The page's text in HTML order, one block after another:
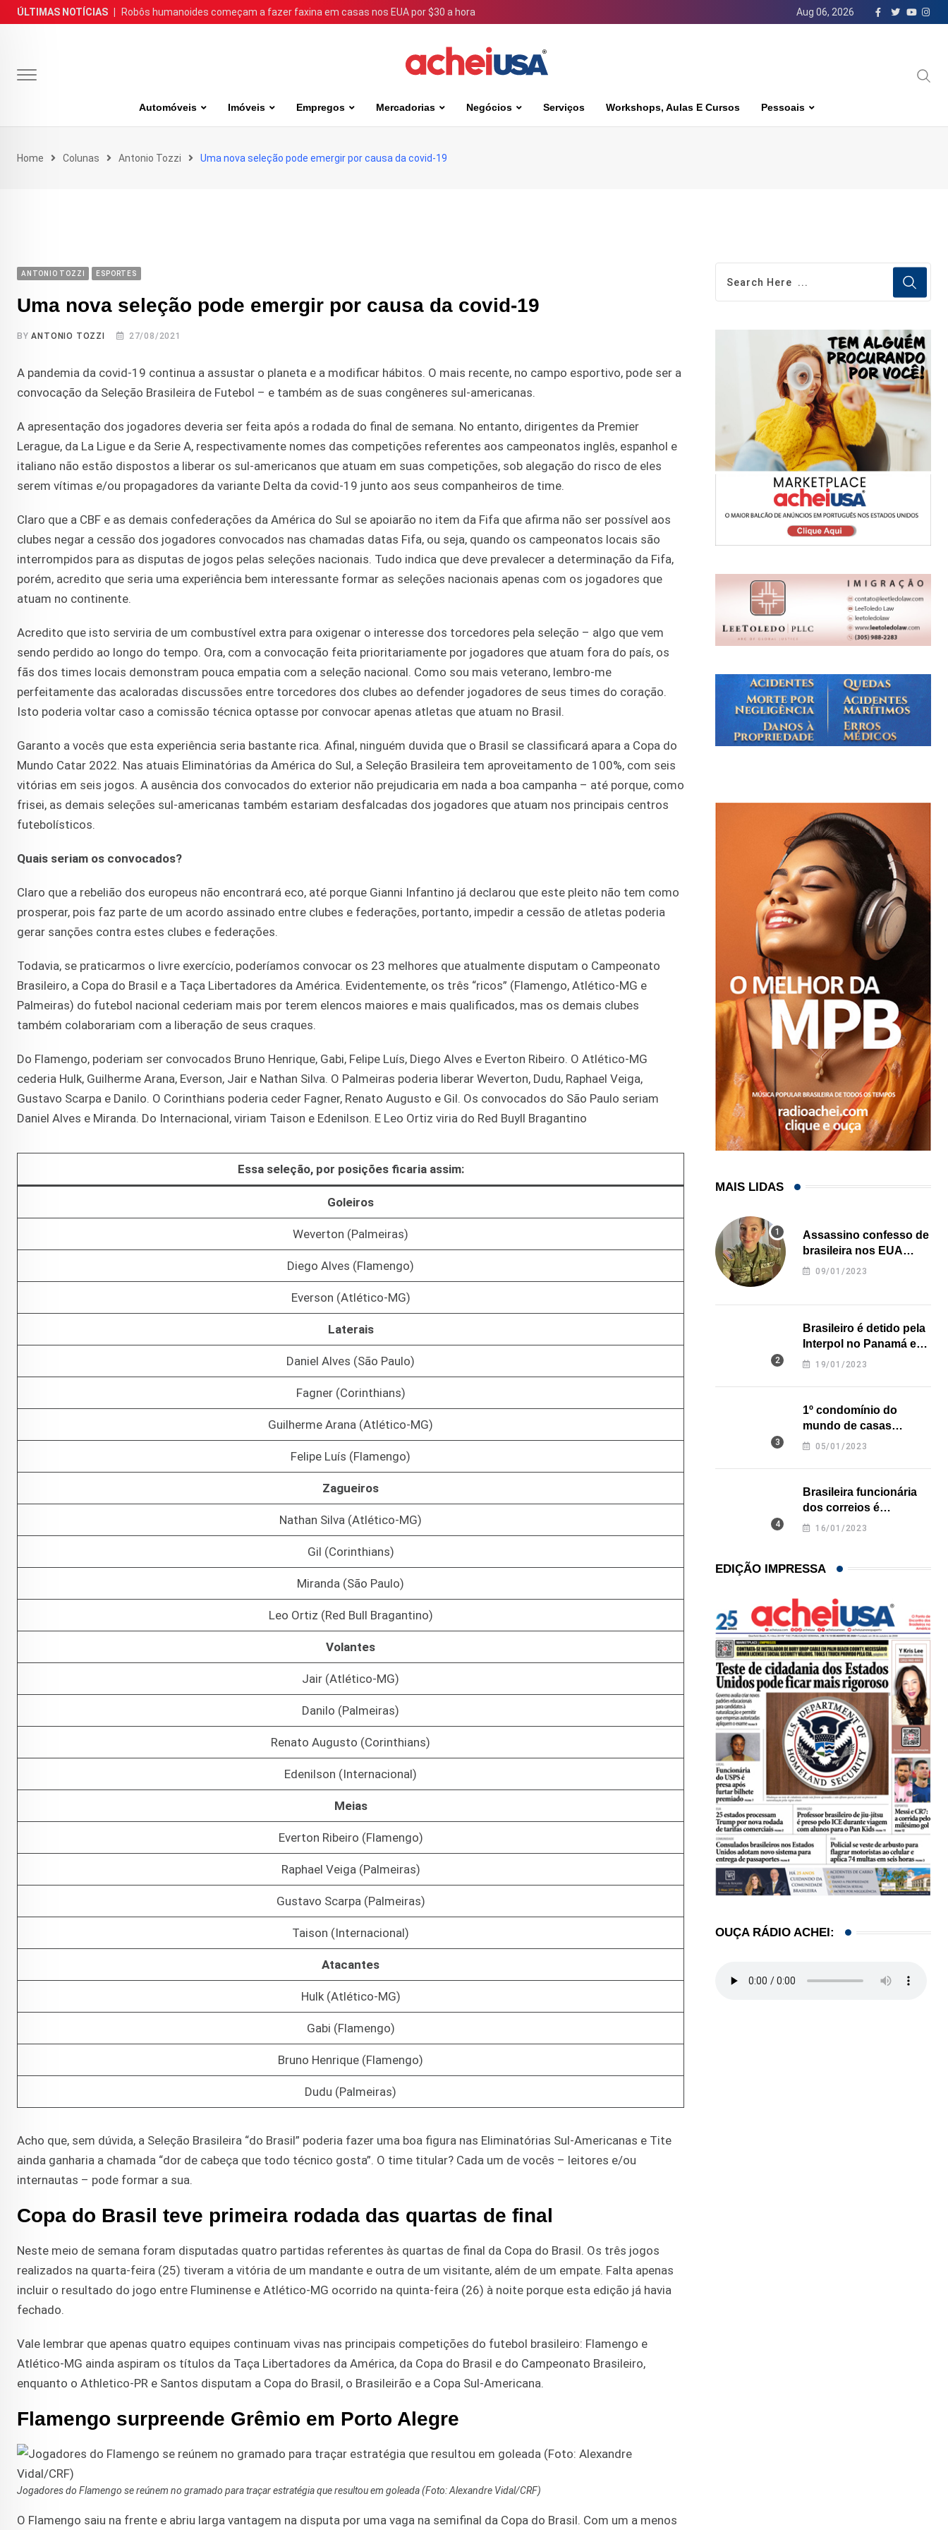
Skip
to
ÚLTIMAS NOTÍCIAS Robôs humanoides começam a fazer faxina em casas nos EUA por $30 a hora Aug 06, 2026
Automóveis Imóveis Empregos Mercadorias Negócios Serviços Workshops, Aulas E Cursos Pessoais
Home Colunas Antonio Tozzi Uma nova seleção pode emergir por causa da covid-19
ANTONIO TOZZI ESPORTES
Uma nova seleção pode emergir por causa da covid-19
BYANTONIO TOZZI 27/08/2021
A pandemia da covid-19 continua a assustar o planeta e a modificar hábitos. O mais recente, no campo esportivo, pode ser a
convocação da Seleção Brasileira de Futebol – e também as de suas congêneres sul-americanas.
A apresentação dos jogadores deveria ser feita após a rodada do final de semana. No entanto, dirigentes da Premier
Lerague, da La Ligue e da Serie A, respectivamente nomes das competições referentes aos campeonatos inglês, espanhol e
italiano não estão dispostos a liberar os sul-americanos que atuam em suas competições, sob alegação do risco de eles
serem vítimas e/ou propagadores da variante Delta da covid-19 junto aos seus companheiros de time.
Claro que a CBF e as demais confederações da América do Sul se apoiarão no item da Fifa que afirma não ser possível aos
clubes negar a cessão dos jogadores convocados nas chamadas datas Fifa, ou seja, quando os campeonatos locais são
interrompidos para as disputas de jogos pelas seleções nacionais. Tudo indica que deve prevalecer a determinação da Fifa,
porém, acredito que seria uma experiência bem interessante formar as seleções nacionais apenas com os jogadores que
atuam no continente.
Acredito que isto serviria de um combustível extra para oxigenar o interesse dos torcedores pela seleção – algo que vem
sendo perdido ao longo do tempo. Ora, com a convocação feita prioritariamente por jogadores que atuam fora do país, os
fãs dos times locais demonstram pouca empatia com a seleção nacional. Como sou mais veterano, lembro-me
perfeitamente das acaloradas discussões entre torcedores dos clubes ao defender jogadores de seus times do coração.
Isto poderia voltar caso a comissão técnica optasse por convocar apenas atletas que atuam no Brasil.
Garanto a vocês que esta experiência seria bastante rica. Afinal, ninguém duvida que o Brasil se classificará apara a Copa do
Mundo Catar 2022. Nas atuais Eliminatórias da América do Sul, a Seleção Brasileira tem aproveitamento de 100%, com seis
vitórias em seis jogos. A ausência dos convocados do exterior não prejudicaria em nada a boa campanha – até porque, como
frisei, as demais seleções sul-americanas também estariam desfalcadas dos jogadores que atuam nos principais centros
futebolísticos.
Quais seriam os convocados?
Claro que a rebelião dos europeus não encontrará eco, até porque Gianni Infantino já declarou que este pleito não tem como
prosperar, pois faz parte de um acordo assinado entre clubes e federações, portanto, impedir a cessão de atletas poderia
gerar sanções contra estes clubes e federações.
Todavia, se praticarmos o livre exercício, poderíamos convocar os 23 melhores que atualmente disputam o Campeonato
Brasileiro, a Copa do Brasil e a Taça Libertadores da América. Evidentemente, os três “ricos” (Flamengo, Atlético-MG e
Palmeiras) do futebol nacional cederiam mais por terem elencos maiores e mais qualificados, mas os demais clubes
também colaborariam com a liberação de seus craques.
Do Flamengo, poderiam ser convocados Bruno Henrique, Gabi, Felipe Luís, Diego Alves e Everton Ribeiro. O Atlético-MG
cederia Hulk, Guilherme Arana, Everson, Jair e Nathan Silva. O Palmeiras poderia liberar Weverton, Dudu, Raphael Veiga,
Gustavo Scarpa e Danilo. O Corinthians poderia ceder Fagner, Renato Augusto e Gil. Os convocados do São Paulo seriam
Daniel Alves e Miranda. Do Internacional, viriam Taison e Edenilson. E Leo Ortiz viria do Red Buyll Bragantino
Essa seleção, por posições ficaria assim:
Goleiros
Weverton (Palmeiras)
Diego Alves (Flamengo)
Everson (Atlético-MG)
Laterais
Daniel Alves (São Paulo)
Fagner (Corinthians)
Guilherme Arana (Atlético-MG)
Felipe Luís (Flamengo)
Zagueiros
Nathan Silva (Atlético-MG)
Gil (Corinthians)
Miranda (São Paulo)
Leo Ortiz (Red Bull Bragantino)
Volantes
Jair (Atlético-MG)
Danilo (Palmeiras)
Renato Augusto (Corinthians)
Edenilson (Internacional)
Meias
Everton Ribeiro (Flamengo)
Raphael Veiga (Palmeiras)
Gustavo Scarpa (Palmeiras)
Taison (Internacional)
Atacantes
Hulk (Atlético-MG)
Gabi (Flamengo)
Bruno Henrique (Flamengo)
Dudu (Palmeiras)
Acho que, sem dúvida, a Seleção Brasileira “do Brasil” poderia fazer uma boa figura nas Eliminatórias Sul-Americanas e Tite
ainda ganharia a chamada “dor de cabeça que todo técnico gosta”. O time titular? Cada um de vocês – leitores e/ou
internautas – pode formar a sua.
Copa do Brasil teve primeira rodada das quartas de final
Neste meio de semana foram disputadas quatro partidas referentes às quartas de final da Copa do Brasil. Os três jogos
realizados na quarta-feira (25) tiveram a vitória de um mandante e outra de um visitante, além de um empate. Falta apenas
incluir o resultado do jogo entre Fluminense e Atlético-MG ocorrido na quinta-feira (26) à noite porque esta edição já havia
fechado.
Vale lembrar que apenas quatro equipes continuam vivas nas principais competições do futebol brasileiro: Flamengo e
Atlético-MG ainda aspiram os títulos da Taça Libertadores da América, da Copa do Brasil e do Campeonato Brasileiro,
enquanto o Athletico-PR e Santos disputam a Copa do Brasil, o Brasileirão e a Copa Sul-Americana.
Flamengo surpreende Grêmio em Porto Alegre
Jogadores do Flamengo se reúnem no gramado para traçar estratégia que resultou em goleada (Foto: Alexandre Vidal/CRF)
O Flamengo saiu na frente e abriu larga vantagem na disputa por uma vaga na semifinal da Copa do Brasil. Com um a menos
MAIS LIDAS
Assassino confesso de
brasileira nos EUA
revela onde deixou o
09/01/2023
Brasileiro é detido pela
Interpol no Panamá e
pode pegar prisão
19/01/2023
1º condomínio do
mundo de casas
impressas em 3D é
05/01/2023
Brasileira funcionária
dos correios é
assassinada a facadas
16/01/2023
EDIÇÃO IMPRESSA
OUÇA RÁDIO ACHEI: